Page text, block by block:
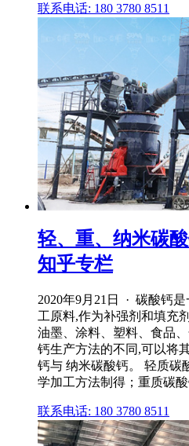
联系电话: 180 3780 8511
轻、重、纳米碳
知乎专栏
2020年9月21日 · 碳酸钙
工原料,作为补强剂和填充
油墨、涂料、塑料、食品
钙生产方法的不同,可以将
钙与 纳米碳酸钙。 轻质碳
学加工方法制得；重质碳
联系电话: 180 3780 8511